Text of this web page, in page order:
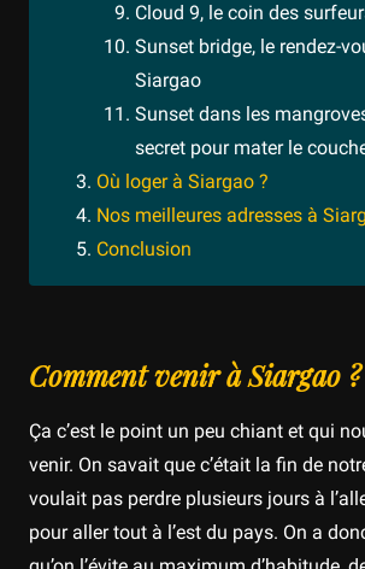
Cloud 9, le coin des
Sunset bridge, le rendez-
Siargao
Sunset dans les
secret pour mater le
Où loger à Siargao ?
Nos meilleures adresses à
Conclusion
Comment venir à Siargao ?
Ça c’est le point un peu chiant et qui
venir. On savait que c’était la fin de
voulait pas perdre plusieurs jours à
pour aller tout à l’est du pays. On a